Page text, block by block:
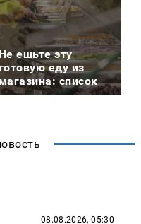
Не ешьте эту
еду из
список
08.08.2026, 05:30